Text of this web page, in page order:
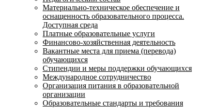
Материально-техническое обеспечение и
оснащенность образовательного процесса.
Доступная среда
Платные образовательные услуги
Финансово-хозяйственная деятельность
Вакантные места для приема (перевода)
обучающихся
Стипендии и меры поддержки обучающихся
Международное сотрудничество
Организация питания в образовательной
организации
Образовательные стандарты и требования